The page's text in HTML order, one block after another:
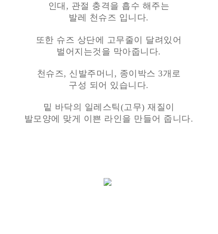
인대, 관절 충격을 흡수 해주는
발레 천슈즈 입니다.
또한 슈즈 상단에 고무줄이 달려있어
벌어지는것을 막아줍니다.
천슈즈, 신발주머니, 종이박스 3개로
구성 되어 있습니다.
밑 바닥의 일레스틱(고무) 재질이
발모양에 맞게 이쁜 라인을 만들어 줍니다.